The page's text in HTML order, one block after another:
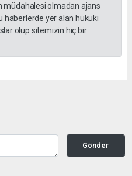
müdahalesi olmadan ajans
haberlerde yer alan hukuki
olup sitemizin hiç bir
Gönder